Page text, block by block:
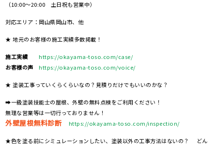
（10:00～20:00 土日祝も営業中）
対応エリア：岡山県岡山市、他
★ 地元のお客様の施工実績多数掲載！
施工実績
https://okayama-toso.com/case/
お客様の声
https://okayama-toso.com/voice/
★ 塗装工事っていくらくらいなの？見積りだけでもいいのかな？
➡一級塗装技能士の屋根、外壁の無料点検をご利用ください！
無理な営業等は一切行っておりません！
外壁屋根無料診断 https://okayama-toso.com/inspection/
★色を塗る前にシミュレーションしたい、塗装以外の工事方法はないの？ どん